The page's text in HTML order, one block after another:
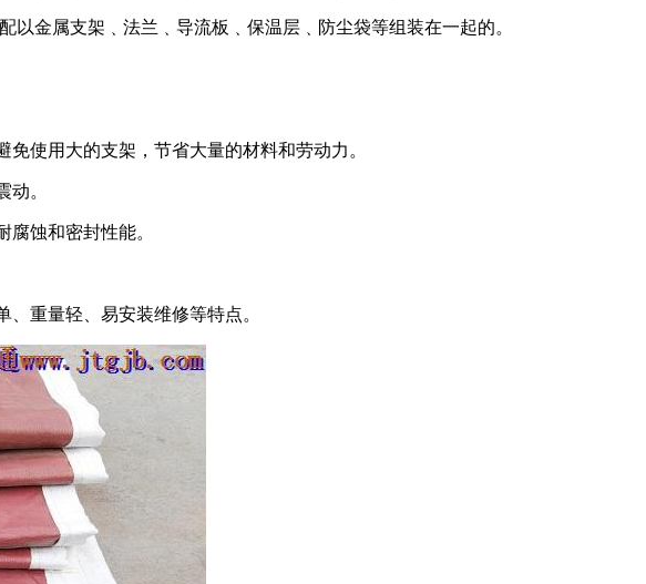
金属支架﹑法兰﹑导流板﹑保温层﹑防尘袋等组装在一起的。
使用大的支架，节省大量的材料和劳动力。
。
蚀和密封性能。
重量轻、易安装维修等特点。